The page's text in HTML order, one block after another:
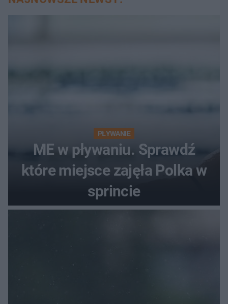
PŁYWANIE
ME w pływaniu. Sprawdź
które miejsce zajęła Polka w
sprincie